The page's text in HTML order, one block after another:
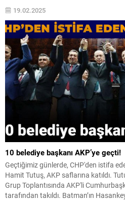
19.02.2025
10 belediye başkanı AKP’ye geçti!
Geçtiğimiz günlerde, CHP'den istifa
Hamit Tutuş, AKP saflarına katıldı.
Grup Toplantısında AKP'li
tarafından takıldı. Batman’ın